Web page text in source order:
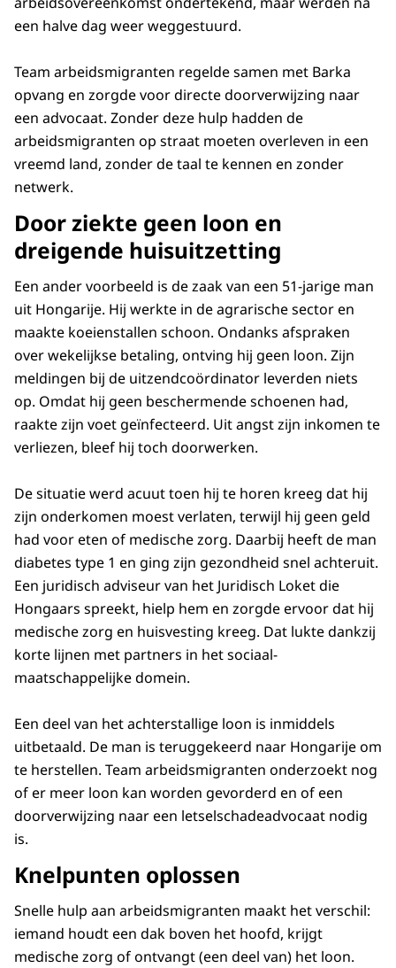
een halve dag weer weggestuurd.
Team arbeidsmigranten regelde samen met Barka
opvang en zorgde voor directe doorverwijzing naar
een advocaat. Zonder deze hulp hadden de
arbeidsmigranten op straat moeten overleven in een
vreemd land, zonder de taal te kennen en zonder
netwerk.
Door ziekte geen loon en
dreigende huisuitzetting
Een ander voorbeeld is de zaak van een 51-jarige man
uit Hongarije. Hij werkte in de agrarische sector en
maakte koeienstallen schoon. Ondanks afspraken
over wekelijkse betaling, ontving hij geen loon. Zijn
meldingen bij de uitzendcoördinator leverden niets
op. Omdat hij geen beschermende schoenen had,
raakte zijn voet geïnfecteerd. Uit angst zijn inkomen te
verliezen, bleef hij toch doorwerken.
De situatie werd acuut toen hij te horen kreeg dat hij
zijn onderkomen moest verlaten, terwijl hij geen geld
had voor eten of medische zorg. Daarbij heeft de man
diabetes type 1 en ging zijn gezondheid snel achteruit.
Een juridisch adviseur van het Juridisch Loket die
Hongaars spreekt, hielp hem en zorgde ervoor dat hij
medische zorg en huisvesting kreeg. Dat lukte dankzij
korte lijnen met partners in het sociaal-
maatschappelijke domein.
Een deel van het achterstallige loon is inmiddels
uitbetaald. De man is teruggekeerd naar Hongarije om
te herstellen. Team arbeidsmigranten onderzoekt nog
of er meer loon kan worden gevorderd en of een
doorverwijzing naar een letselschadeadvocaat nodig
is.
Knelpunten oplossen
Snelle hulp aan arbeidsmigranten maakt het verschil:
iemand houdt een dak boven het hoofd, krijgt
medische zorg of ontvangt (een deel van) het loon.